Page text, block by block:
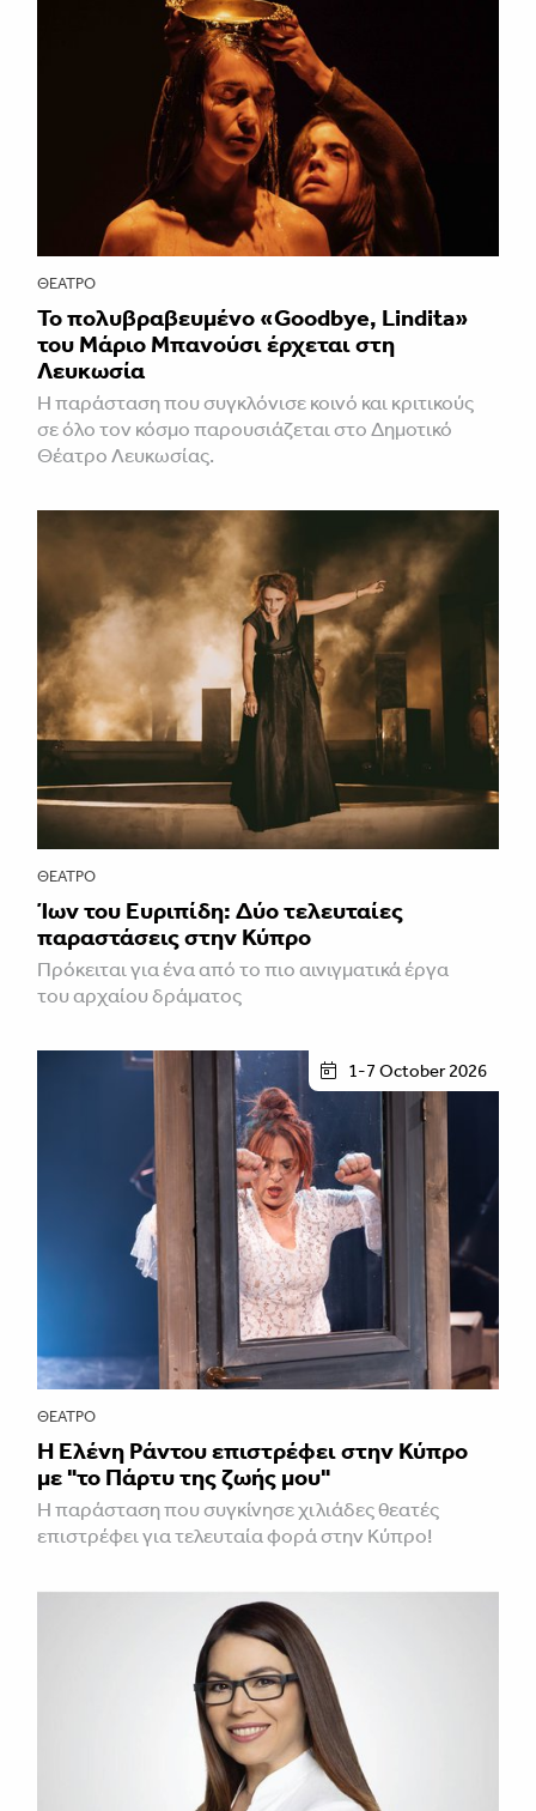
ΘΈΑΤΡΟ
Το πολυβραβευμένο «Goodbye, Lindita»
του Μάριο Μπανούσι έρχεται στη
Λευκωσία
Η παράσταση που συγκλόνισε κοινό και κριτικούς
σε όλο τον κόσμο παρουσιάζεται στο Δημοτικό
Θέατρο Λευκωσίας.
ΘΈΑΤΡΟ
Ίων του Ευριπίδη: Δύο τελευταίες
παραστάσεις στην Κύπρο
Πρόκειται για ένα από το πιο αινιγματικά έργα
του αρχαίου δράματος
1-7 October 2026
ΘΈΑΤΡΟ
H Ελένη Ράντου επιστρέφει στην Κύπρο
με "το Πάρτυ της ζωής μου"
Η παράσταση που συγκίνησε χιλιάδες θεατές
επιστρέφει για τελευταία φορά στην Κύπρο!